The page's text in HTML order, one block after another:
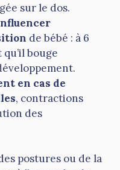
sur le dos.
de bébé : à 6
bouge
en cas de
, contractions
des
postures ou de la